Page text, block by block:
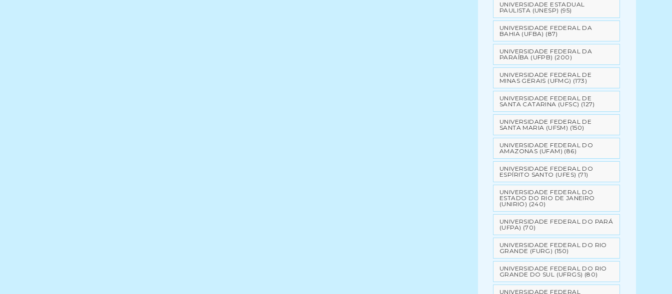
UNIVERSIDADE ESTADUAL
PAULISTA (UNESP) (95)
UNIVERSIDADE FEDERAL DA
BAHIA (UFBA) (87)
UNIVERSIDADE FEDERAL DA
PARAÍBA (UFPB) (200)
UNIVERSIDADE FEDERAL DE
MINAS GERAIS (UFMG) (173)
UNIVERSIDADE FEDERAL DE
SANTA CATARINA (UFSC) (127)
UNIVERSIDADE FEDERAL DE
SANTA MARIA (UFSM) (150)
UNIVERSIDADE FEDERAL DO
AMAZONAS (UFAM) (86)
UNIVERSIDADE FEDERAL DO
ESPÍRITO SANTO (UFES) (71)
UNIVERSIDADE FEDERAL DO
ESTADO DO RIO DE JANEIRO
(UNIRIO) (240)
UNIVERSIDADE FEDERAL DO PARÁ
(UFPA) (70)
UNIVERSIDADE FEDERAL DO RIO
GRANDE (FURG) (150)
UNIVERSIDADE FEDERAL DO RIO
GRANDE DO SUL (UFRGS) (80)
UNIVERSIDADE FEDERAL